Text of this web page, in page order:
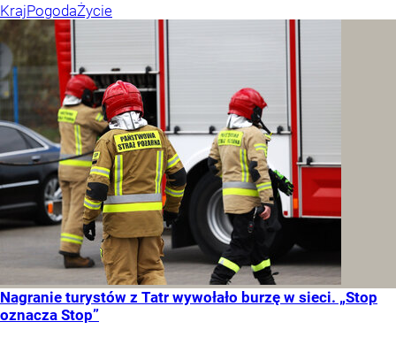
KrajPogodaŻycie
Nagranie turystów z Tatr wywołało burzę w sieci. „Stop
oznacza Stop”